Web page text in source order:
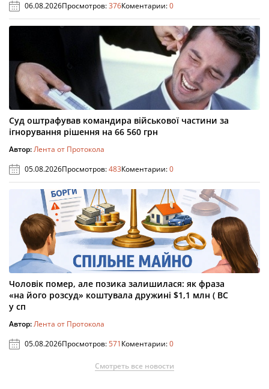
06.08.2026Просмотров:376Коментарии:0
Суд оштрафував командира військової частини за
ігнорування рішення на 66 560 грн
Автор:Лента от Протокола
05.08.2026Просмотров:483Коментарии:0
Чоловік помер, але позика залишилася: як фраза
«на його розсуд» коштувала дружині $1,1 млн ( ВС
у сп
Автор:Лента от Протокола
05.08.2026Просмотров:571Коментарии:0
Смотреть все новости